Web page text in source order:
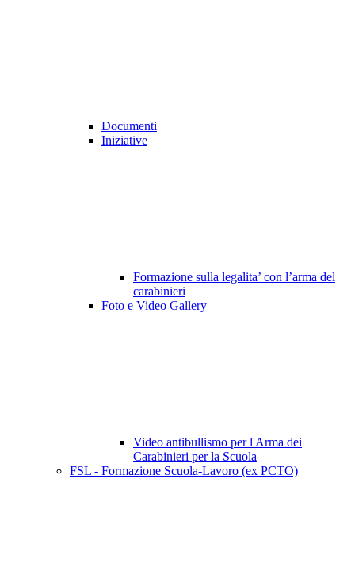
Documenti
Iniziative
Formazione sulla legalita’ con l’arma del
carabinieri
Foto e Video Gallery
Video antibullismo per l'Arma dei
Carabinieri per la Scuola
FSL - Formazione Scuola-Lavoro (ex PCTO)